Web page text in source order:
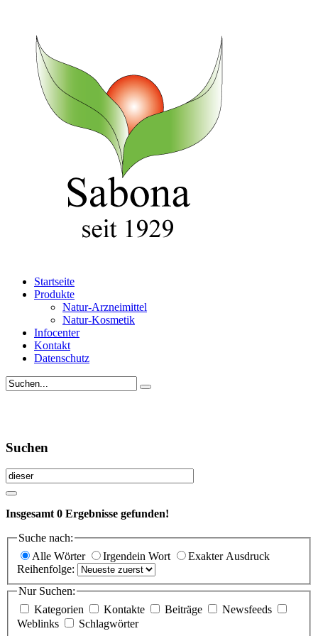
Startseite
Produkte
Natur-Arzneimittel
Natur-Kosmetik
Infocenter
Kontakt
Datenschutz
Suchen
Insgesamt0 Ergebnisse gefunden!
Suche nach:
Alle Wörter
Irgendein Wort
Exakter Ausdruck
Reihenfolge:
Nur Suchen:
Kategorien
Kontakte Beiträge
Newsfeeds
Weblinks
Schlagwörter